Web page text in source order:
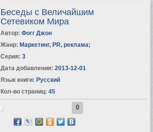
Беседы с Величайшим
Сетевиком Мира
Автор: Фогг Джон
Жанр: Маркетинг, PR, реклама;
Серия: 3
Дата добавления: 2013-12-01
Язык книги: Русский
Кол-во страниц: 45
0